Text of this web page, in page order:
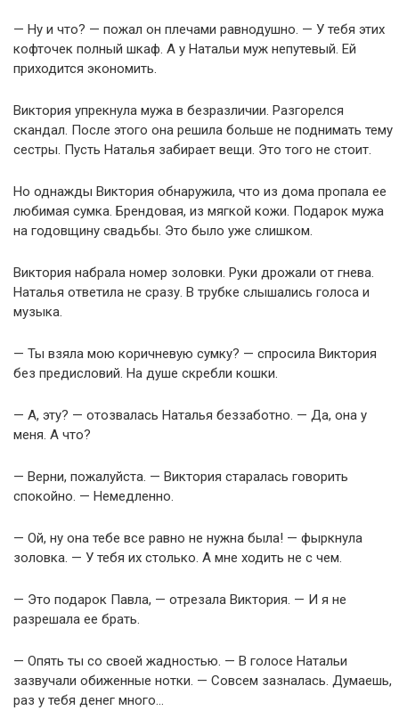
— Ну и что? — пожал он плечами равнодушно. — У тебя этих
кофточек полный шкаф. А у Натальи муж непутевый. Ей
приходится экономить.
Виктория упрекнула мужа в безразличии. Разгорелся
скандал. После этого она решила больше не поднимать тему
сестры. Пусть Наталья забирает вещи. Это того не стоит.
Но однажды Виктория обнаружила, что из дома пропала ее
любимая сумка. Брендовая, из мягкой кожи. Подарок мужа
на годовщину свадьбы. Это было уже слишком.
Виктория набрала номер золовки. Руки дрожали от гнева.
Наталья ответила не сразу. В трубке слышались голоса и
музыка.
— Ты взяла мою коричневую сумку? — спросила Виктория
без предисловий. На душе скребли кошки.
— А, эту? — отозвалась Наталья беззаботно. — Да, она у
меня. А что?
— Верни, пожалуйста. — Виктория старалась говорить
спокойно. — Немедленно.
— Ой, ну она тебе все равно не нужна была! — фыркнула
золовка. — У тебя их столько. А мне ходить не с чем.
— Это подарок Павла, — отрезала Виктория. — И я не
разрешала ее брать.
— Опять ты со своей жадностью. — В голосе Натальи
зазвучали обиженные нотки. — Совсем зазналась. Думаешь,
раз у тебя денег много…